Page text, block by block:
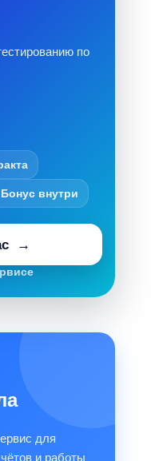
по
Бонус внутри
для
и работы